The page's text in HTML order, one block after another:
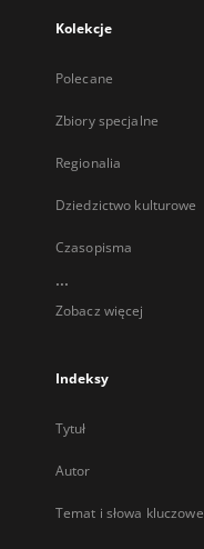
Kolekcje
Polecane
Zbiory specjalne
Regionalia
Dziedzictwo kulturowe
Czasopisma
...
Zobacz więcej
Indeksy
Tytuł
Autor
Temat i słowa kluczowe